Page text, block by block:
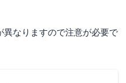
異なりますので注意が必要で